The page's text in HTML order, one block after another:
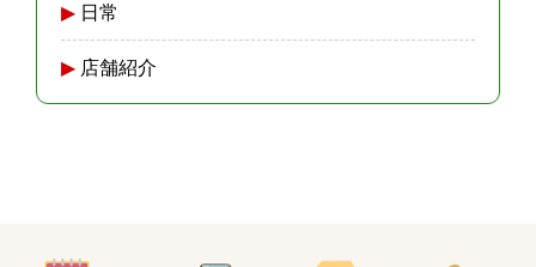
日常
店舗紹介